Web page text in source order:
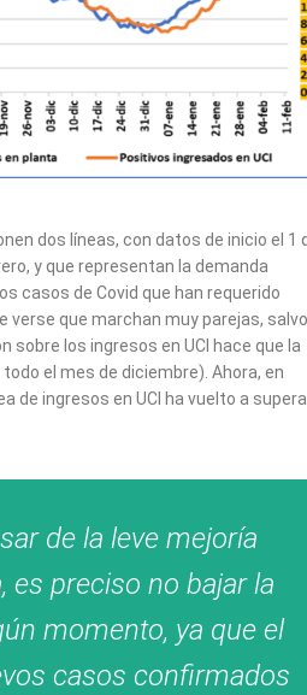
dos líneas, con datos de inicio el 1
y que representan la demanda
casos de Covid que han requerido
verse que marchan muy parejas, salvo
sobre los ingresos en UCI hace que la
el mes de diciembre). Ahora, en
de ingresos en UCI ha vuelto a
de la leve mejoría
es preciso no bajar la
momento, ya que el
casos confirmados